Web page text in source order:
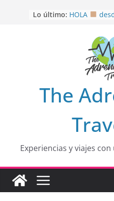
Lo último: HOLA
EL
opción
HOSPEDAJE
OTRA
MULITO!
The
Experiencias y viajes